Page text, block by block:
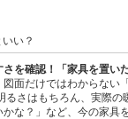
い？
を確認！「家具を置い
面だけではわからない
るさはもちろん、実際
な？」など、今の家具